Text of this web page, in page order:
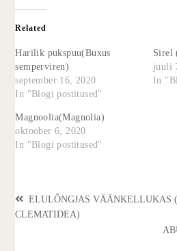
Related
Harilik pukspuu(Buxus
semperviren)
september 16, 2020
In "Blogi postitused"
Sirel
juuli
In
Magnoolia(Magnolia)
oktoober 6, 2020
In "Blogi postitused"
ELULÕNGJAS VÄÄNKELLUKAS
CLEMATIDEA)